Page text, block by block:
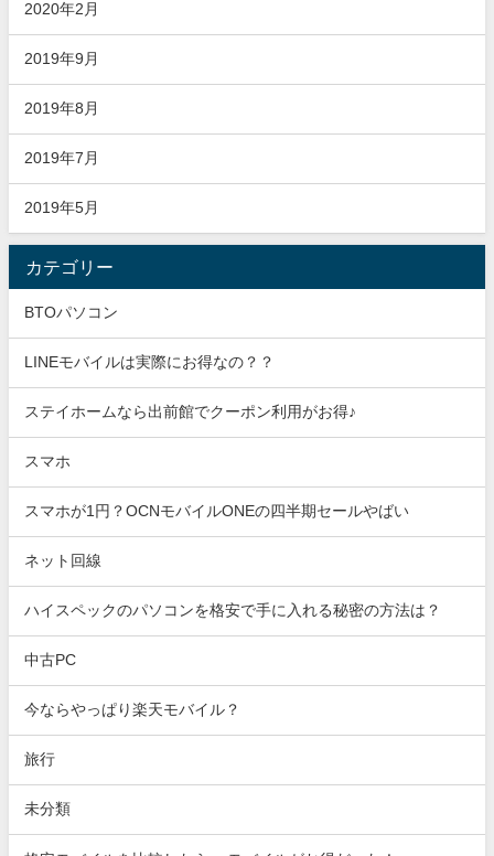
2020年2月
2019年9月
2019年8月
2019年7月
2019年5月
カテゴリー
BTOパソコン
LINEモバイルは実際にお得なの？？
ステイホームなら出前館でクーポン利用がお得♪
スマホ
スマホが1円？OCNモバイルONEの四半期セールやばい
ネット回線
ハイスペックのパソコンを格安で手に入れる秘密の方法は？
中古PC
今ならやっぱり楽天モバイル？
旅行
未分類